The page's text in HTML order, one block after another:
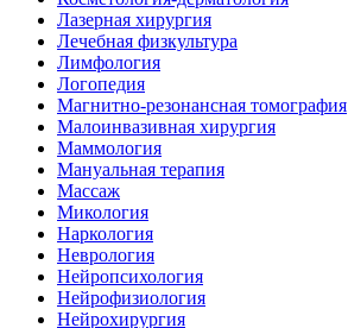
Лазерная хирургия
Лечебная физкультура
Лимфология
Логопедия
Магнитно-резонансная томография
Малоинвазивная хирургия
Маммология
Мануальная терапия
Массаж
Микология
Наркология
Неврология
Нейропсихология
Нейрофизиология
Нейрохирургия